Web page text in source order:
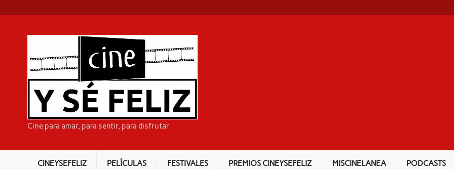
content
Cine para amar, para sentir, para disfrutar
CINEYSEFELIZ PELÍCULAS FESTIVALES PREMIOS CINEYSEFELIZ MISCINELANEA PODCASTS